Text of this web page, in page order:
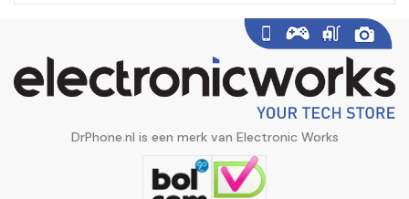
DrPhone.nl is een merk van Electronic Works